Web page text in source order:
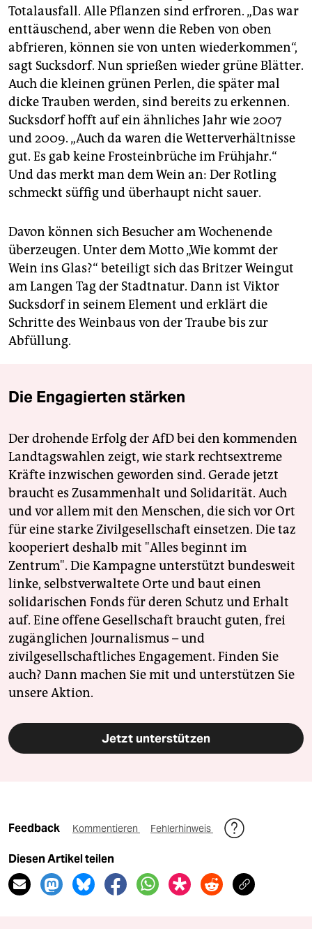
Totalausfall. Alle Pflanzen sind erfroren. „Das war
enttäuschend, aber wenn die Reben von oben
abfrieren, können sie von unten wiederkommen“,
sagt Sucksdorf. Nun sprießen wieder grüne Blätter.
Auch die kleinen grünen Perlen, die später mal
dicke Trauben werden, sind bereits zu erkennen.
Sucksdorf hofft auf ein ähnliches Jahr wie 2007
und 2009. „Auch da waren die Wetterverhältnisse
gut. Es gab keine Frosteinbrüche im Frühjahr.“
Und das merkt man dem Wein an: Der Rotling
schmeckt süffig und überhaupt nicht sauer.
Davon können sich Besucher am Wochenende
überzeugen. Unter dem Motto „Wie kommt der
Wein ins Glas?“ beteiligt sich das Britzer Weingut
am Langen Tag der Stadtnatur. Dann ist Viktor
Sucksdorf in seinem Element und erklärt die
Schritte des Weinbaus von der Traube bis zur
Abfüllung.
Die Engagierten stärken
Der drohende Erfolg der AfD bei den kommenden
Landtagswahlen zeigt, wie stark rechtsextreme
Kräfte inzwischen geworden sind. Gerade jetzt
braucht es Zusammenhalt und Solidarität. Auch
und vor allem mit den Menschen, die sich vor Ort
für eine starke Zivilgesellschaft einsetzen. Die taz
kooperiert deshalb mit "Alles beginnt im
Zentrum". Die Kampagne unterstützt bundesweit
linke, selbstverwaltete Orte und baut einen
solidarischen Fonds für deren Schutz und Erhalt
auf. Eine offene Gesellschaft braucht guten, frei
zugänglichen Journalismus – und
zivilgesellschaftliches Engagement. Finden Sie
auch? Dann machen Sie mit und unterstützen Sie
unsere Aktion.
Jetzt unterstützen
Feedback Kommentieren Fehlerhinweis
Diesen Artikel teilen